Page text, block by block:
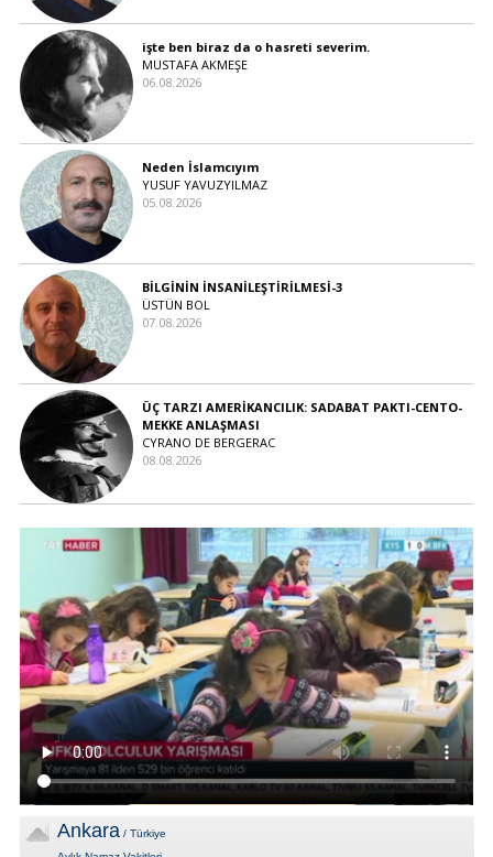
işte ben biraz da o hasreti severim.
MUSTAFA AKMEŞE
06.08.2026
Neden İslamcıyım
YUSUF YAVUZYILMAZ
05.08.2026
BİLGİNİN İNSANİLEŞTİRİLMESİ-3
ÜSTÜN BOL
07.08.2026
ÜÇ TARZI AMERİKANCILIK: SADABAT PAKTI-CENTO-
MEKKE ANLAŞMASI
CYRANO DE BERGERAC
08.08.2026